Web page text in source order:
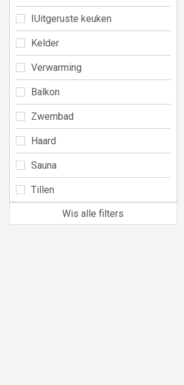
IUitgeruste keuken
Kelder
Verwarming
Balkon
Zwembad
Haard
Sauna
Tillen
Wis alle filters